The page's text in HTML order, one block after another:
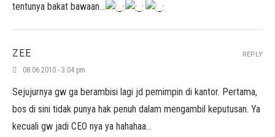
tentunya bakat bawaan…
ZEE
08.06.2010 - 3:04 pm
Sejujurnya gw ga berambisi lagi jd pemimpin di kantor. Pertama,
bos di sini tidak punya hak penuh dalam mengambil keputusan. Ya
kecuali gw jadi CEO nya ya hahahaa…
REPLY